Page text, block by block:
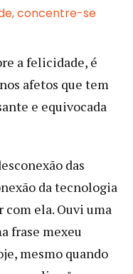
concentre-se
a felicidade, é
afetos que tem
e equivocada
das
da tecnologia
com ela. Ouvi uma
frase mexeu
mesmo quando